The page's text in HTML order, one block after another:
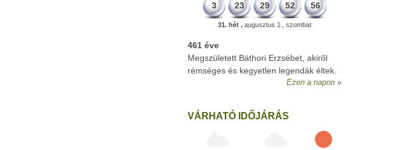
3 23 29 52 56
31. hét , augusztus 1., szombat
461 éve
Megszületett Báthori Erzsébet, akiről
rémséges és kegyetlen legendák éltek.
Ezen a napon
VÁRHATÓ IDŐJÁRÁS